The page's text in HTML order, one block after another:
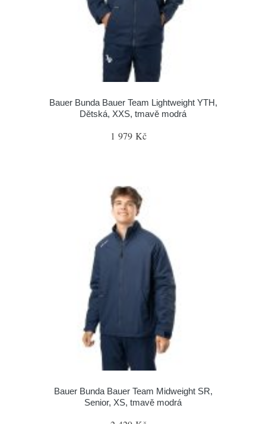
Bauer Bunda Bauer Team Lightweight YTH,
Dětská, XXS, tmavě modrá
1 979 Kč
Bauer Bunda Bauer Team Midweight SR,
Senior, XS, tmavě modrá